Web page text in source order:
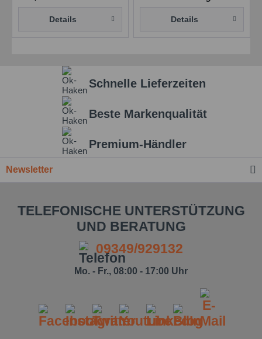
Details Details
Schnelle Lieferzeiten
Beste Markenqualität
Premium-Händler
Newsletter
TELEFONISCHE UNTERSTÜTZUNG
UND BERATUNG
09349/929132
Mo. - Fr., 08:00 - 17:00 Uhr